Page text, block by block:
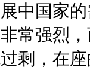
中国家
常强烈
剩，在